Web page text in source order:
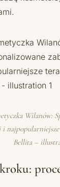
Wilanów:
i
Bellita –